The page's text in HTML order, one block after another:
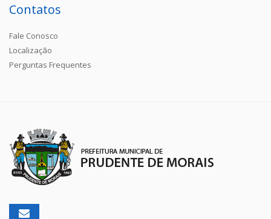
Contatos
Fale Conosco
Localização
Perguntas Frequentes